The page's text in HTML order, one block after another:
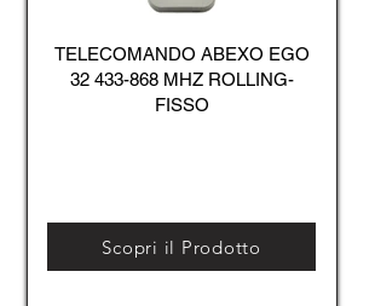
TELECOMANDO ABEXO EGO
32 433-868 MHZ ROLLING-
FISSO
Scopri il Prodotto